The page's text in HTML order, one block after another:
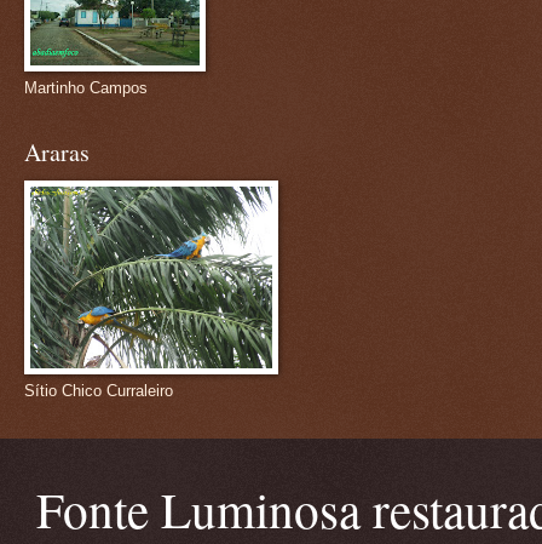
Martinho Campos
Araras
Sítio Chico Curraleiro
Fonte Luminosa